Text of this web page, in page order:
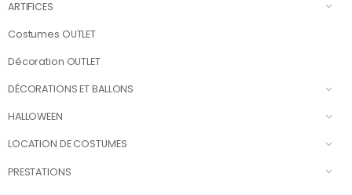
ARTIFICES
Costumes OUTLET
Décoration OUTLET
DÉCORATIONS ET BALLONS
HALLOWEEN
LOCATION DE COSTUMES
PRESTATIONS